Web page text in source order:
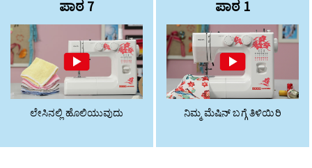
ಪಾಠ 7
ಲೇಸಿನಲ್ಲಿ ಹೊಲಿಯುವುದು
ಪಾಠ 1
ನಿಮ್ಮ ಮೆಷಿನ್ ಬಗ್ಗೆ ತಿಳಿಯಿರಿ